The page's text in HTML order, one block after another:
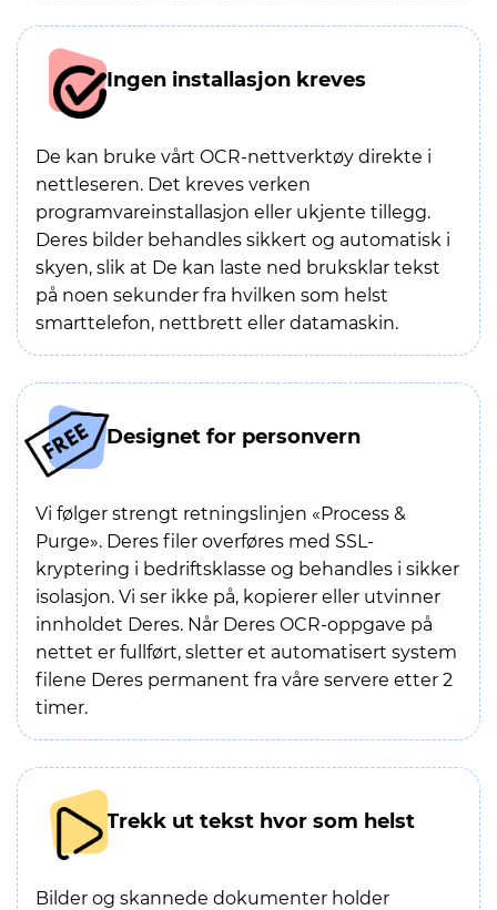
Ingen installasjon kreves
De kan bruke vårt OCR-nettverktøy direkte i
nettleseren. Det kreves verken
programvareinstallasjon eller ukjente tillegg.
Deres bilder behandles sikkert og automatisk i
skyen, slik at De kan laste ned bruksklar tekst
på noen sekunder fra hvilken som helst
smarttelefon, nettbrett eller datamaskin.
Designet for personvern
Vi følger strengt retningslinjen «Process &
Purge». Deres filer overføres med SSL-
kryptering i bedriftsklasse og behandles i sikker
isolasjon. Vi ser ikke på, kopierer eller utvinner
innholdet Deres. Når Deres OCR-oppgave på
nettet er fullført, sletter et automatisert system
filene Deres permanent fra våre servere etter 2
timer.
Trekk ut tekst hvor som helst
Bilder og skannede dokumenter holder